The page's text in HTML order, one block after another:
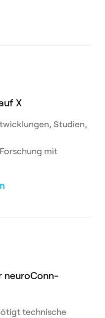
X
Studien,
mit
neuroConn-
technische